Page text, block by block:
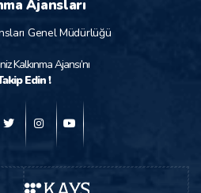
Ajansları
Genel Müdürlüğü
Kalkınma Ajansı’nı
Edin !